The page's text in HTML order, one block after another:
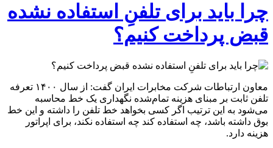
چرا باید برای تلفنِ استفاده‌ نشده
قبض پرداخت کنیم؟
معاون ارتباطات شرکت مخابرات ایران گفت: از سال ۱۴۰۰ تعرفه
تلفن ثابت بر مبنای هزینه تمام‌شده نگهداری یک خط محاسبه
می‌شود به این ترتیب اگر کسی بخواهد خط تلفن را داشته و این خط
بوق داشته باشد، چه استفاده کند چه استفاده نکند، برای اپراتور
هزینه دارد.